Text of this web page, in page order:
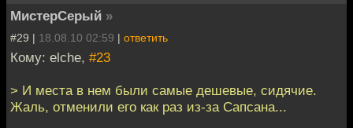
МистерСерый »
#29 | 18.08.10 02:59 | ответить
Кому: elche, #23
> И места в нем были самые дешевые, сидячие.
Жаль, отменили его как раз из-за Сапсана...